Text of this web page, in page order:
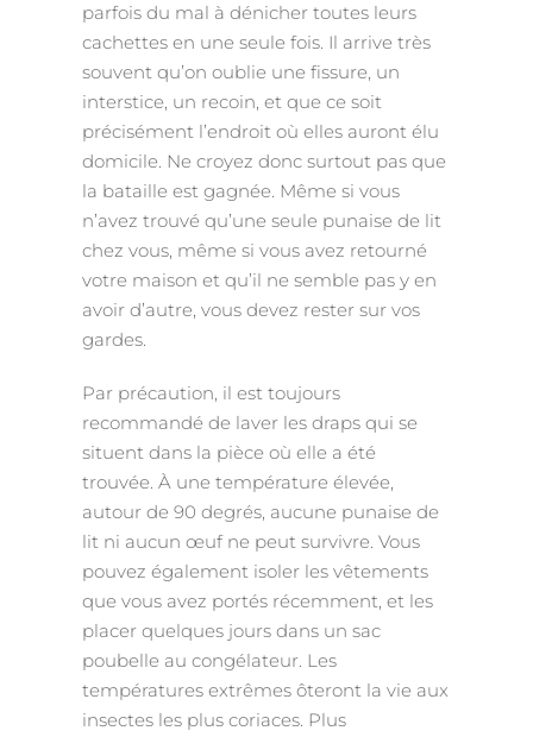
parfois du mal à dénicher toutes leurs
cachettes en une seule fois. Il arrive très
souvent qu’on oublie une fissure, un
interstice, un recoin, et que ce soit
précisément l’endroit où elles auront élu
domicile. Ne croyez donc surtout pas que
la bataille est gagnée. Même si vous
n’avez trouvé qu’une seule punaise de lit
chez vous, même si vous avez retourné
votre maison et qu’il ne semble pas y en
avoir d’autre, vous devez rester sur vos
gardes.
Par précaution, il est toujours
recommandé de laver les draps qui se
situent dans la pièce où elle a été
trouvée. À une température élevée,
autour de 90 degrés, aucune punaise de
lit ni aucun œuf ne peut survivre. Vous
pouvez également isoler les vêtements
que vous avez portés récemment, et les
placer quelques jours dans un sac
poubelle au congélateur. Les
températures extrêmes ôteront la vie aux
insectes les plus coriaces. Plus